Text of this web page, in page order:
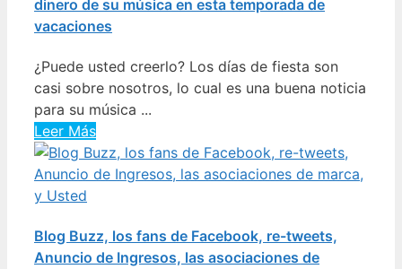
dinero de su música en esta temporada de
vacaciones
¿Puede usted creerlo? Los días de fiesta son
casi sobre nosotros, lo cual es una buena noticia
para su música ...
Leer Más
Blog Buzz, los fans de Facebook, re-tweets,
Anuncio de Ingresos, las asociaciones de